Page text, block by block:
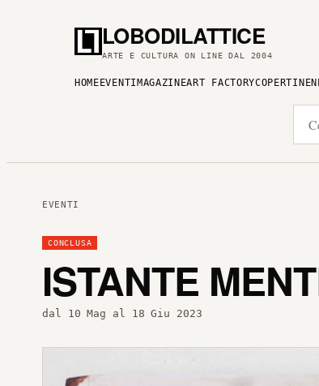
LOBODILATTICE
ARTE E CULTURA ON LINE DAL 2004
HOME EVENTI MAGAZINEART FACTORYCOPERTINE
EVENTI
CONCLUSA
ISTANTE
dal 10 Mag al 18 Giu 2023